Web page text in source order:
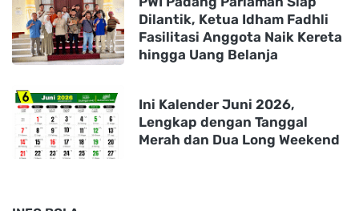
Dilantik, Ketua Idham Fadhli
Fasilitasi Anggota Naik Kereta
hingga Uang Belanja
Ini Kalender Juni 2026,
Lengkap dengan Tanggal
Merah dan Dua Long Weekend